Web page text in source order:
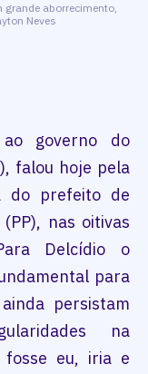
grande aborrecimento,
Neves
governo do
falou hoje pela
do prefeito de
nas oitivas
Delcídio o
para
persistam
na
fosse eu, iria e